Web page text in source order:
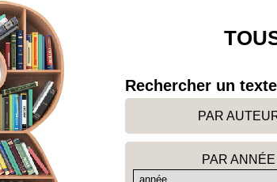
Rechercher un texte
PAR
PAR ANNÉE